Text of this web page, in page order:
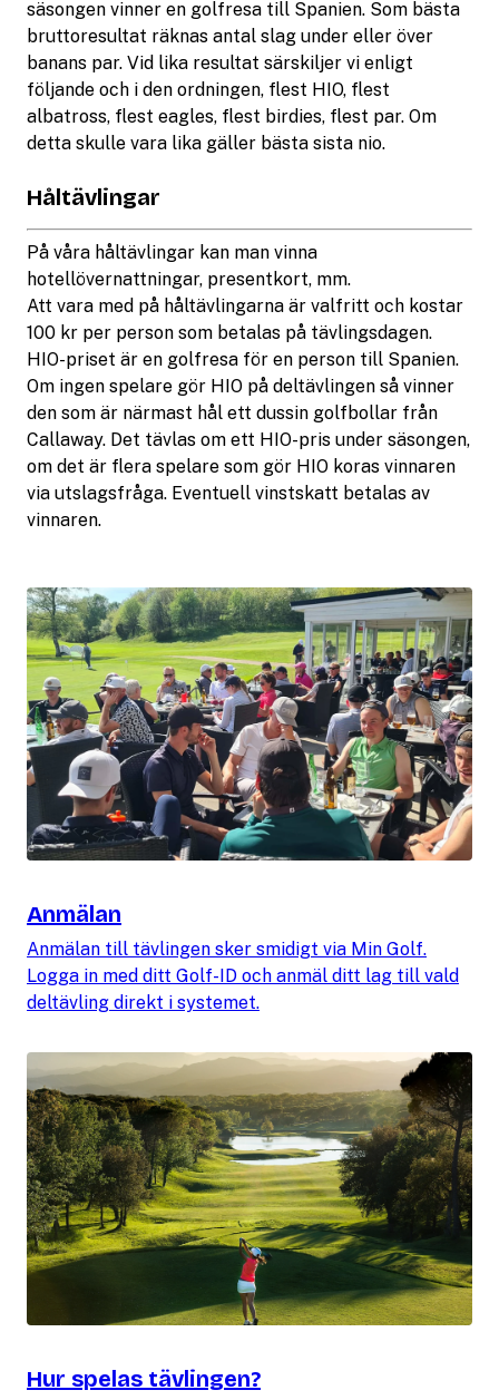
säsongen vinner en golfresa till Spanien. Som bästa
bruttoresultat räknas antal slag under eller över
banans par. Vid lika resultat särskiljer vi enligt
följande och i den ordningen, flest HIO, flest
albatross, flest eagles, flest birdies, flest par. Om
detta skulle vara lika gäller bästa sista nio.
Håltävlingar
På våra håltävlingar kan man vinna
hotellövernattningar, presentkort, mm.
Att vara med på håltävlingarna är valfritt och kostar
100 kr per person som betalas på tävlingsdagen.
HIO-priset är en golfresa för en person till Spanien.
Om ingen spelare gör HIO på deltävlingen så vinner
den som är närmast hål ett dussin golfbollar från
Callaway. Det tävlas om ett HIO-pris under säsongen,
om det är flera spelare som gör HIO koras vinnaren
via utslagsfråga. Eventuell vinstskatt betalas av
vinnaren.
Anmälan
Anmälan till tävlingen sker smidigt via Min Golf.
Logga in med ditt Golf-ID och anmäl ditt lag till vald
deltävling direkt i systemet.
Hur spelas tävlingen?